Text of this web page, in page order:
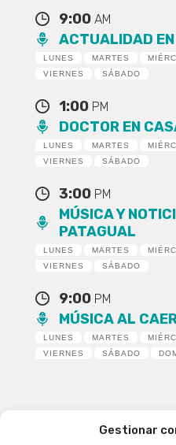
Gestionar
9:00 AM
ACTUALIDAD
LUNES MARTES
VIERNES
SÁBADO
1:00 PM
DOCTOR EN
LUNES MARTES
VIERNES
SÁBADO
3:00 PM
MÚSICA Y
PATAGUAL
LUNES MARTES
VIERNES
SÁBADO
9:00 PM
MÚSICA AL
LUNES MARTES
VIERNES
SÁBADO